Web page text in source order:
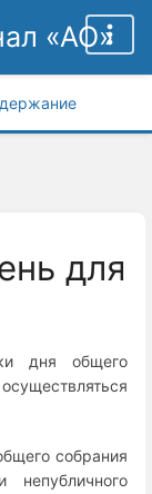
«АО»
для
дня общего
собрания
непубличного